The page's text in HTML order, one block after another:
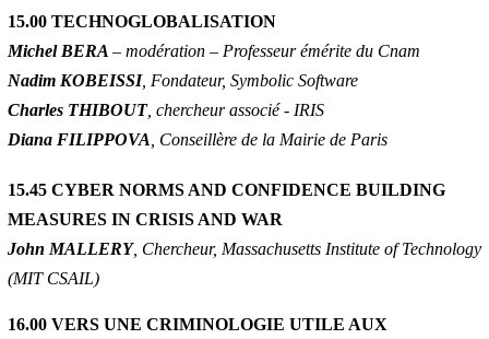
15.00 TECHNOGLOBALISATION
Michel BERA – modération – Professeur émérite du Cnam
Nadim KOBEISSI, Fondateur, Symbolic Software
Charles THIBOUT, chercheur associé - IRIS
Diana FILIPPOVA , Conseillère de la Mairie de Paris
15.45 CYBER NORMS AND CONFIDENCE BUILDING
MEASURES IN CRISIS AND WAR
John MALLERY, Chercheur, Massachusetts Institute of Technology
(MIT CSAIL)
16.00 VERS UNE CRIMINOLOGIE UTILE AUX